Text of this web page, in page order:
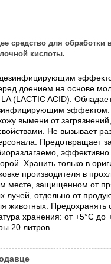
средство для обработки
кислоты.
доением на основе
(LACTIC ACID).
эффектом.
вымени от
Не вызывает
Предотвращает
эффективно
Хранить только в
производителя в
месте, защищенном от
лучей, отдельно от
животных. Предохранять
хранения: от +5°C до
20 литров.